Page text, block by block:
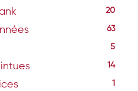
20
63
5
14